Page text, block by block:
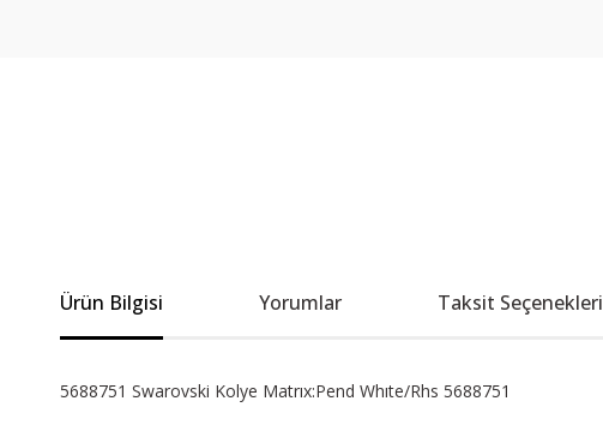
Ürün Bilgisi Yorumlar Taksit Seçenekleri
5688751 Swarovski Kolye Matrıx:Pend Whıte/Rhs 5688751